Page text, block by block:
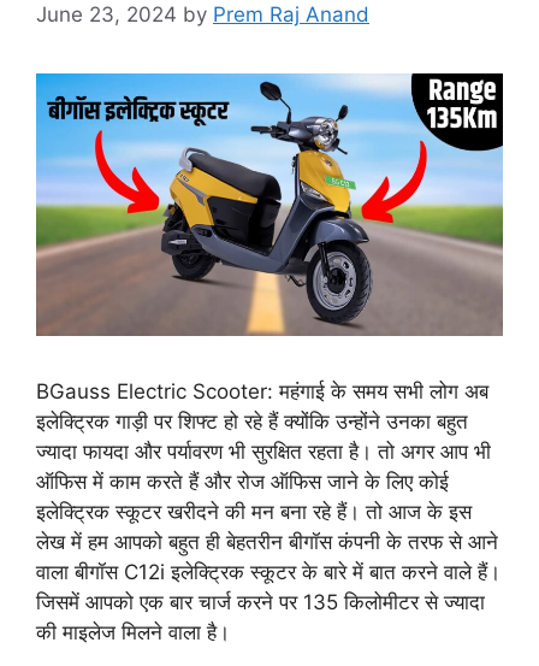
June 23, 2024 by Prem Raj Anand
BGauss Electric Scooter: महंगाई के समय सभी लोग अब
इलेक्ट्रिक गाड़ी पर शिफ्ट हो रहे हैं क्योंकि उन्होंने उनका बहुत
ज्यादा फायदा और पर्यावरण भी सुरक्षित रहता है। तो अगर आप भी
ऑफिस में काम करते हैं और रोज ऑफिस जाने के लिए कोई
इलेक्ट्रिक स्कूटर खरीदने की मन बना रहे हैं। तो आज के इस
लेख में हम आपको बहुत ही बेहतरीन बीगॉस कंपनी के तरफ से आने
वाला बीगॉस C12i इलेक्ट्रिक स्कूटर के बारे में बात करने वाले हैं।
जिसमें आपको एक बार चार्ज करने पर 135 किलोमीटर से ज्यादा
की माइलेज मिलने वाला है।